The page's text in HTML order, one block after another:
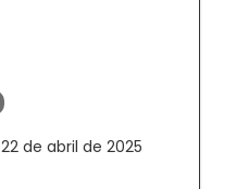
22 de abril de 2025